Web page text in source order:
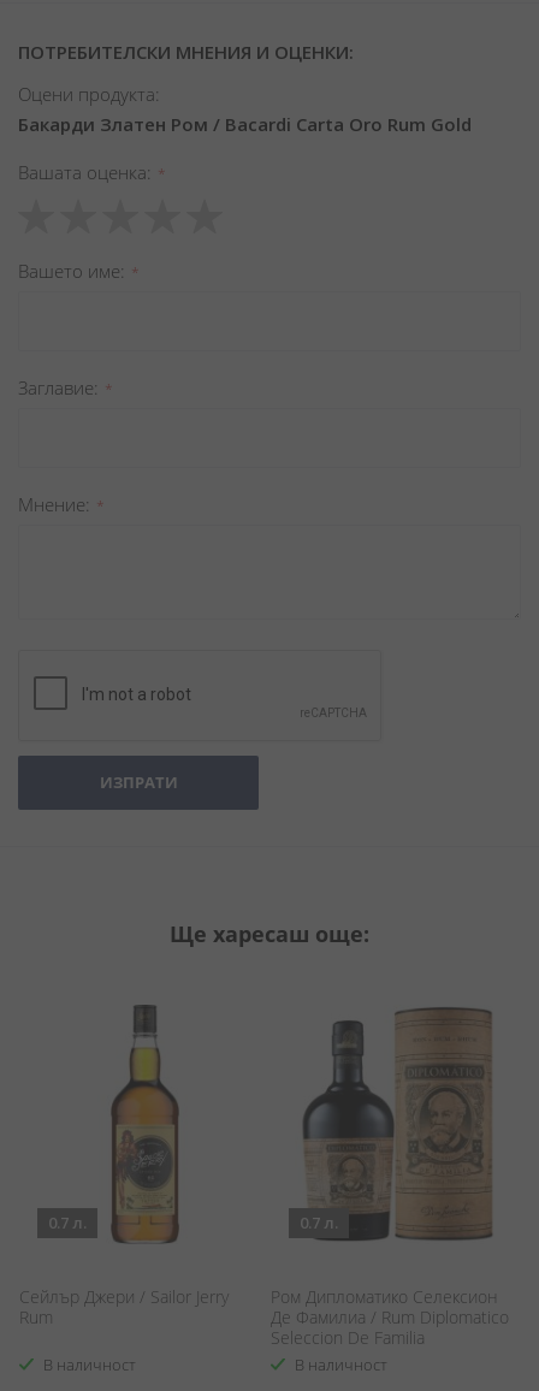
ПОТРЕБИТЕЛСКИ МНЕНИЯ И ОЦЕНКИ:
Оцени продукта:
Бакарди Златен Ром / Bacardi Carta Oro Rum Gold
Вашата оценка
star
stars
stars
stars
stars
Вашето име
Заглавиe
Мнение
ИЗПРАТИ
Ще харесаш още:
0.7 л.
Сейлър Джери / Sailor Jerry
Rum
В наличност
0.7 л.
Ром Дипломатико Селексион
Де Фамилиа / Rum Diplomatico
Seleccion De Familia
В наличност